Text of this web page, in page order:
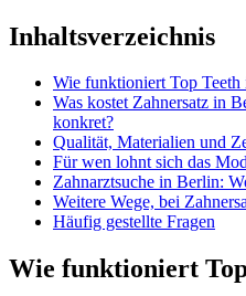
Inhaltsverzeichnis
Wie funktioniert Top
Was kostet Zahnersatz in
konkret?
Qualität, Materialien und
Für wen lohnt sich das
Zahnarztsuche in Berlin:
Weitere Wege, bei
Häufig gestellte Fragen
Wie funktioniert